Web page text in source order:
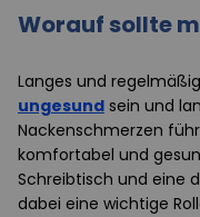
Worauf sollte
Langes und
ungesund sein und
Nackenschmerzen
komfortabel und
Schreibtisch und eine
dabei eine wichtige